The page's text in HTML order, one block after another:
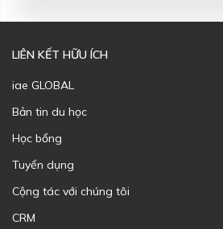
LIÊN KẾT HỮU ÍCH
iae GLOBAL
Bản tin du học
Học bổng
Tuyển dụng
Cộng tác với chúng tôi
CRM